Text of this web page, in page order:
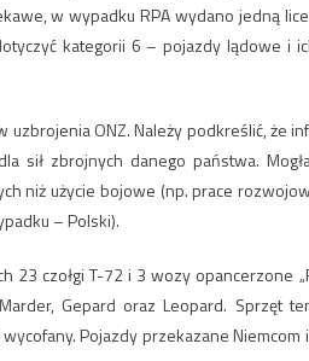
w wypadku RPA wydano jedną
kategorii 6 – pojazdy lądowe i
ONZ. Należy podkreślić, że
zbrojnych danego państwa.
niż użycie bojowe (np. prace
– Polski).
23 czołgi T-72 i 3 wozy opancerzone
Gepard oraz Leopard. Sprzęt
Pojazdy przekazane Niemcom i